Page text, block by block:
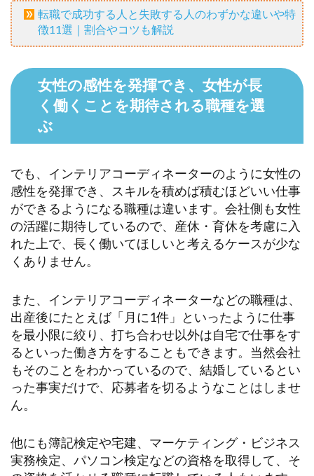
転職で成功する人と失敗する人のわずかな違いや特
徴11選｜割合やコツも解説
女性の感性を発揮でき、女性が長
く働くことを期待される職種を選
ぶ
でも、インテリアコーディネーターのように女性の
感性を発揮でき、スキルを積めば積むほどいい仕事
ができるようになる職種は違います。会社側も女性
の活躍に期待しているので、産休・育休を考慮に入
れた上で、長く働いてほしいと考えるケースが少な
くありません。
また、インテリアコーディネーターなどの職種は、
出産後にたとえば「月に1件」といったように仕事
を最小限に絞り、打ち合わせ以外は自宅で仕事をす
るといった働き方をすることもできます。当然会社
もそのことをわかっているので、結婚しているとい
った事実だけで、応募者を切るようなことはしませ
ん。
他にも簿記検定や宅建、マーケティング・ビジネス
実務検定、パソコン検定などの資格を取得して、そ